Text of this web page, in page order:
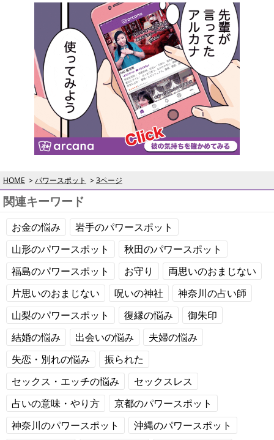
HOME パワースポット 3ページ
関連キーワード
お金の悩み
岩手のパワースポット
山形のパワースポット
秋田のパワースポット
福島のパワースポット
お守り
両思いのおまじない
片思いのおまじない
呪いの神社
神奈川の占い師
山梨のパワースポット
復縁の悩み
御朱印
結婚の悩み
出会いの悩み
夫婦の悩み
失恋・別れの悩み
振られた
セックス・エッチの悩み
セックスレス
占いの意味・やり方
京都のパワースポット
神奈川のパワースポット
沖縄のパワースポット